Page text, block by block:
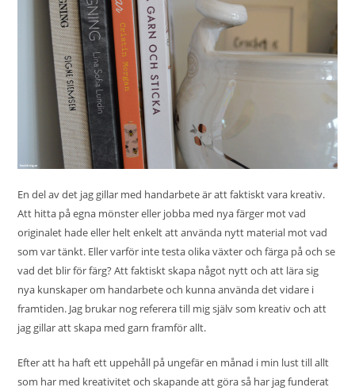
En del av det jag gillar med handarbete är att faktiskt vara kreativ.
Att hitta på egna mönster eller jobba med nya färger mot vad
originalet hade eller helt enkelt att använda nytt material mot vad
som var tänkt. Eller varför inte testa olika växter och färga på och se
vad det blir för färg? Att faktiskt skapa något nytt och att lära sig
nya kunskaper om handarbete och kunna använda det vidare i
framtiden. Jag brukar nog referera till mig själv som kreativ och att
jag gillar att skapa med garn framför allt.
Efter att ha haft ett uppehåll på ungefär en månad i min lust till allt
som har med kreativitet och skapande att göra så har jag funderat